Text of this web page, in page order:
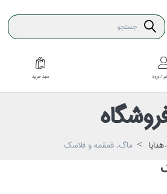
/ ورود سبد خريد
ماگ، قمقمه و فلاسك